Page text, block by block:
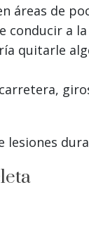
áreas de
conducir a
quitarle
lesiones